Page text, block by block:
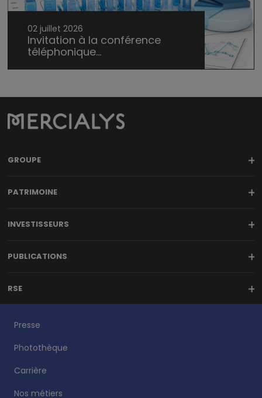
02 juillet 2026
Invitation à la conférence
téléphonique...
GROUPE
PATRIMOINE
INVESTISSEURS
PUBLICATIONS
RSE
Presse
Photothèque
Carrière
Nos métiers